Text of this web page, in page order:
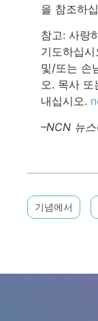
을 참조하
참고: 사랑
기도하십
및/또는 손
오. 목사
내십시오.
–NCN 뉴
기념에서